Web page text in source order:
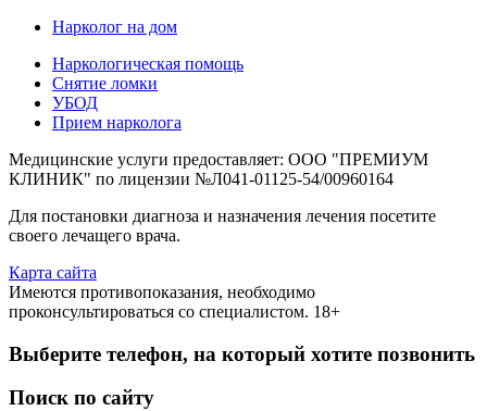
Нарколог на дом
Наркологическая помощь
Снятие ломки
УБОД
Прием нарколога
Медицинские услуги предоставляет: ООО "ПРЕМИУМ
КЛИНИК" по лицензии №Л041-01125-54/00960164
Для постановки диагноза и назначения лечения посетите
своего лечащего врача.
Карта сайта
Имеются противопоказания, необходимо
проконсультироваться со специалистом. 18+
Выберите телефон, на который хотите позвонить
Поиск по сайту